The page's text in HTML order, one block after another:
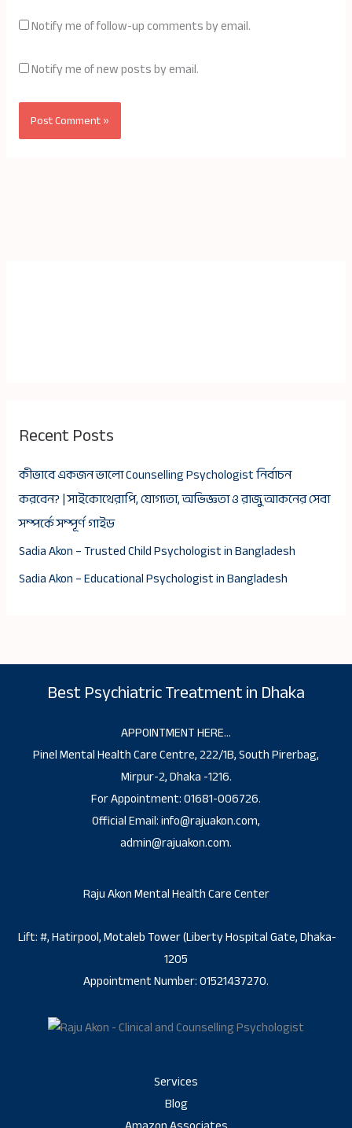
Notify me of follow-up comments by email.
Notify me of new posts by email.
Recent Posts
কীভাবে একজন ভালো Counselling Psychologist নির্বাচন
করবেন? | সাইকোথেরাপি, যোগ্যতা, অভিজ্ঞতা ও রাজু আকনের সেবা
সম্পর্কে সম্পূর্ণ গাইড
Sadia Akon – Trusted Child Psychologist in Bangladesh
Sadia Akon – Educational Psychologist in Bangladesh
Best Psychiatric Treatment in Dhaka
APPOINTMENT HERE…
Pinel Mental Health Care Centre, 222/1B, South Pirerbag,
Mirpur-2, Dhaka -1216.
For Appointment: 01681-006726.
Official Email: info@rajuakon.com,
admin@rajuakon.com.
Raju Akon Mental Health Care Center
Lift: #, Hatirpool, Motaleb Tower (Liberty Hospital Gate, Dhaka-
1205
Appointment Number: 01521437270.
Services
Blog